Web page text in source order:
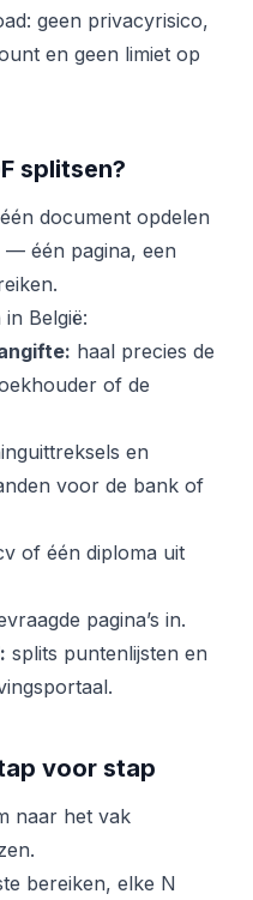
geen privacyrisico,
en geen limiet op
splitsen?
document opdelen
— één pagina, een
België:
haal precies de
of de
en
voor de bank of
of één diploma uit
pagina’s in.
splits puntenlijsten en
voor stap
naar het vak
bereiken, elke N